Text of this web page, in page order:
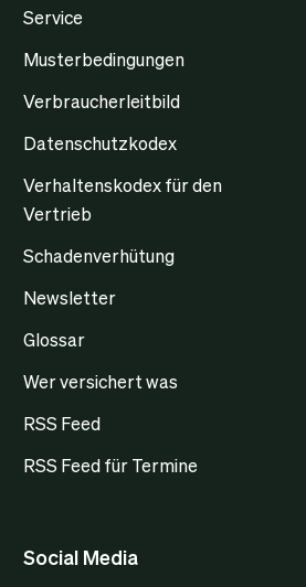
Service
Musterbedingungen
Verbraucherleitbild
Datenschutzkodex
Verhaltenskodex für den
Vertrieb
Schadenverhütung
Newsletter
Glossar
Wer versichert was
RSS Feed
RSS Feed für Termine
Social Media